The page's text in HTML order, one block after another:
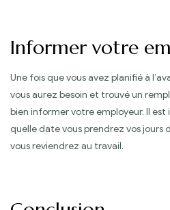
Informer votre
Une fois que vous avez planifié à
vous aurez besoin et trouvé un
bien informer votre employeur. Il
quelle date vous prendrez vos jours
vous reviendrez au travail.